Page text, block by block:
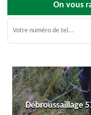
On vous
Débroussaillage